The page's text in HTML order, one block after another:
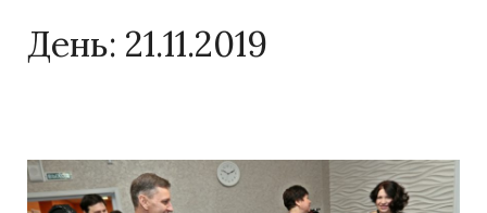
День: 21.11.2019